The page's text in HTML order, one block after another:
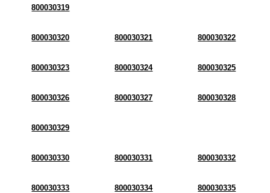
800030319
800030320 800030321 800030322
800030323 800030324 800030325
800030326 800030327 800030328
800030329
800030330 800030331 800030332
800030333 800030334 800030335